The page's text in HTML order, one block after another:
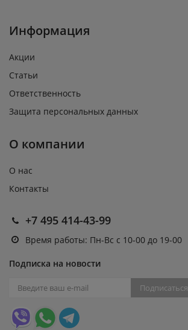
Информация
Акции
Статьи
Ответственность
Защита персональных данных
О компании
О нас
Контакты
+7 495 414-43-99
Время работы: Пн-Вс с 10-00 до 19-00
Подписка на новости
Подписаться